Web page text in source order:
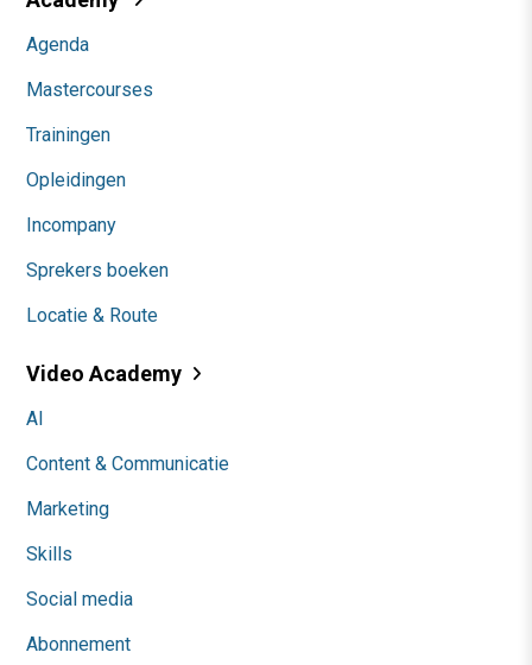
Agenda
Mastercourses
Trainingen
Opleidingen
Incompany
Sprekers boeken
Locatie & Route
Video Academy
AI
Content & Communicatie
Marketing
Skills
Social media
Abonnement